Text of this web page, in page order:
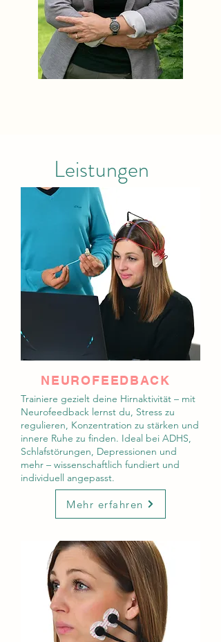
Leistungen
NEUROFEEDBACK
Trainiere gezielt deine Hirnaktivität – mit
Neurofeedback lernst du, Stress zu
regulieren, Konzentration zu stärken und
innere Ruhe zu finden. Ideal bei ADHS,
Schlafstörungen, Depressionen und
mehr – wissenschaftlich fundiert und
individuell angepasst.
Mehr erfahren